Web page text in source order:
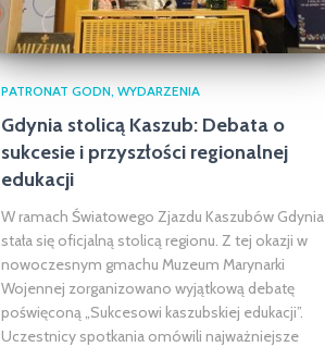
PATRONAT GODN WYDARZENIA
Gdynia stolicą Kaszub: Debata o
sukcesie i przyszłości regionalnej
edukacji
W ramach Światowego Zjazdu Kaszubów Gdynia
stała się oficjalną stolicą regionu. Z tej okazji w
nowoczesnym gmachu Muzeum Marynarki
Wojennej zorganizowano wyjątkową debatę
poświęconą „Sukcesowi kaszubskiej edukacji”.
Uczestnicy spotkania omówili najważniejsze